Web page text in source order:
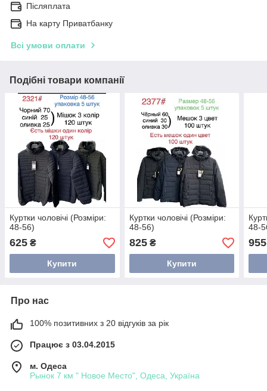
Післяплата
На карту Приватбанку
Всі умови оплати
Подібні товари компанії
Куртки чоловічі (Розміри:
48-56)
625 ₴
Купити
Куртки чоловічі (Розміри:
48-56)
825₴
Купити
48-
955
Про нас
100% позитивних з 20 відгуків за рік
Працює з 03.04.2015
м. Одеса
Рынок 7 км " Новое Место", Одеса, Україна